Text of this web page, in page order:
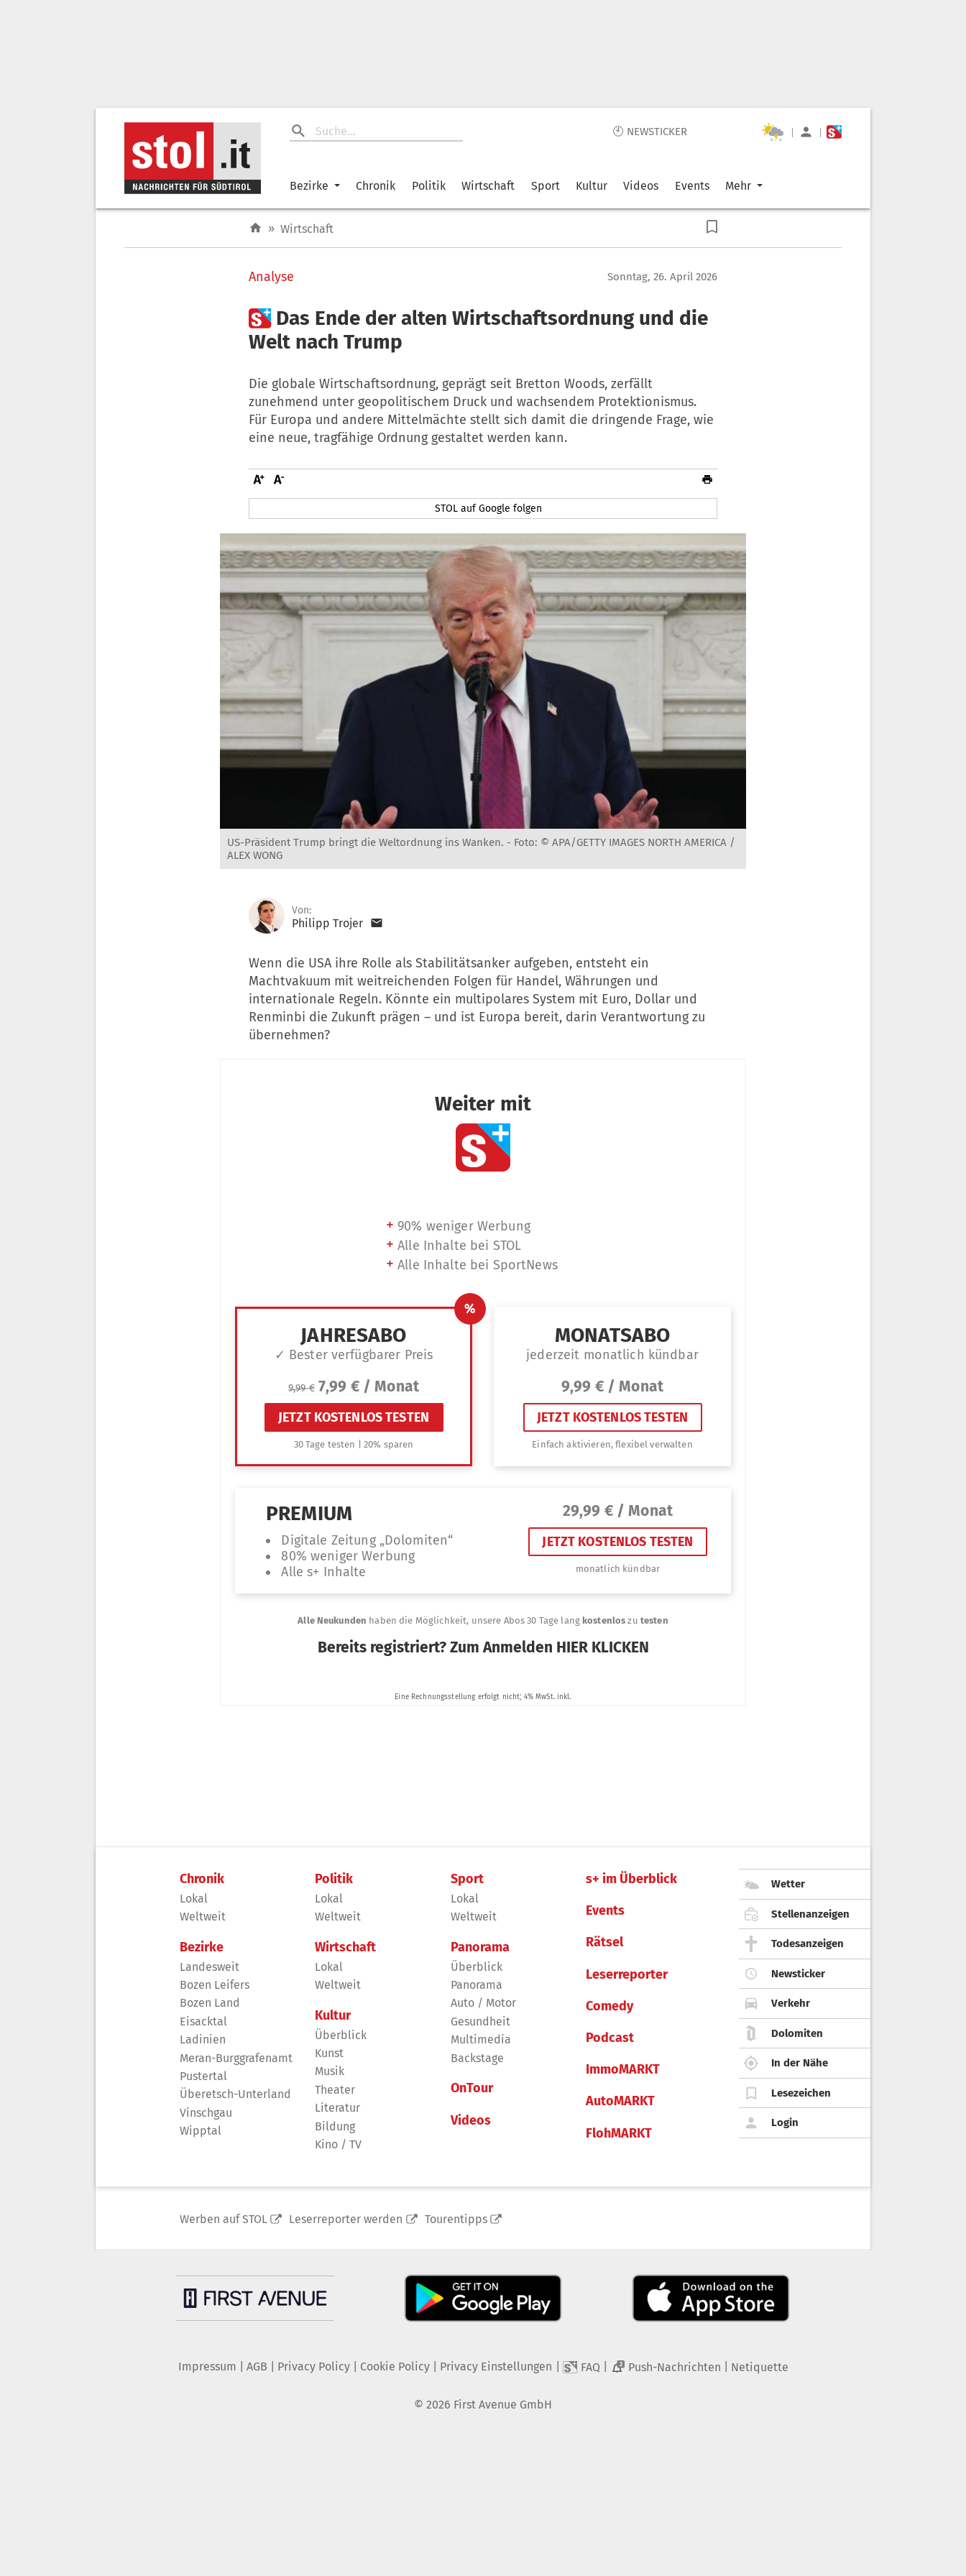
🕙 NEWSTICKER | |
Bezirke Chronik Politik Wirtschaft Sport Kultur Videos Events Mehr
» Wirtschaft
Analyse Sonntag, 26. April 2026
 Das Ende der alten Wirtschaftsordnung und die
Welt nach Trump
Die globale Wirtschaftsordnung, geprägt seit Bretton Woods, zerfällt
zunehmend unter geopolitischem Druck und wachsendem Protektionismus.
Für Europa und andere Mittelmächte stellt sich damit die dringende Frage, wie
eine neue, tragfähige Ordnung gestaltet werden kann.
STOL auf Google folgen
US-Präsident Trump bringt die Weltordnung ins Wanken. - Foto: © APA/GETTY IMAGES NORTH AMERICA /
ALEX WONG
Von:
Philipp Trojer
Wenn die USA ihre Rolle als Stabilitätsanker aufgeben, entsteht ein
Machtvakuum mit weitreichenden Folgen für Handel, Währungen und
internationale Regeln. Könnte ein multipolares System mit Euro, Dollar und
Renminbi die Zukunft prägen – und ist Europa bereit, darin Verantwortung zu
übernehmen?
Chronik
Lokal
Weltweit
Bezirke
Landesweit
Bozen Leifers
Bozen Land
Eisacktal
Ladinien
Meran-Burggrafenamt
Pustertal
Überetsch-Unterland
Vinschgau
Wipptal
Politik
Lokal
Weltweit
Wirtschaft
Lokal
Weltweit
Kultur
Überblick
Kunst
Musik
Theater
Literatur
Bildung
Kino / TV
Sport
Lokal
Weltweit
Panorama
Überblick
Panorama
Auto / Motor
Gesundheit
Multimedia
Backstage
OnTour
Videos
s+ im Überblick
Events
Rätsel
Leserreporter
Comedy
Podcast
ImmoMARKT
AutoMARKT
FlohMARKT
Wetter
Stellenanzeigen
Todesanzeigen
Newsticker
Verkehr
Dolomiten
In der Nähe
Lesezeichen
Login
Werben auf STOL Leserreporter werden Tourentipps
Impressum AGB Privacy Policy| Cookie Policy| Privacy Einstellungen FAQ 2 Push-Nachrichten Netiquette
© 2026 First Avenue GmbH